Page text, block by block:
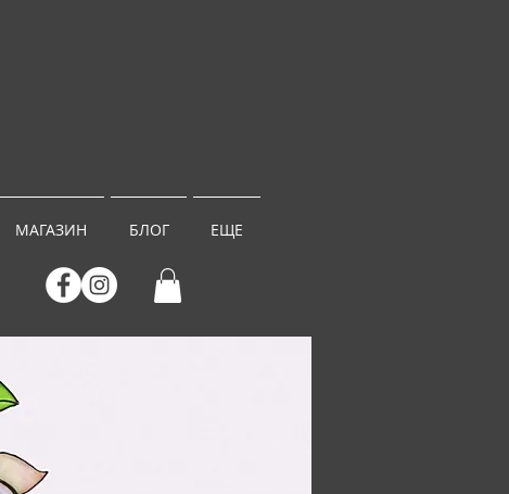
МАГАЗИН БЛОГ ЕЩЕ